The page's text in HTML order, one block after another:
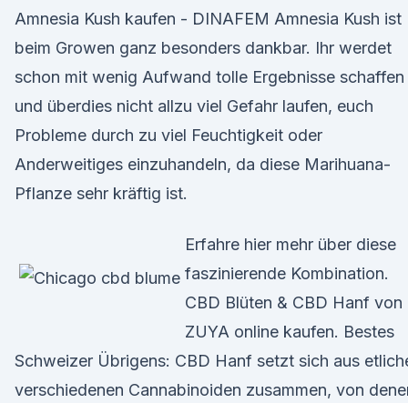
Amnesia Kush kaufen - DINAFEM Amnesia Kush ist
beim Growen ganz besonders dankbar. Ihr werdet
schon mit wenig Aufwand tolle Ergebnisse schaffen
und überdies nicht allzu viel Gefahr laufen, euch
Probleme durch zu viel Feuchtigkeit oder
Anderweitiges einzuhandeln, da diese Marihuana-
Pflanze sehr kräftig ist.
Erfahre hier mehr über diese
faszinierende Kombination.
CBD Blüten & CBD Hanf von
ZUYA online kaufen. Bestes
Schweizer Übrigens: CBD Hanf setzt sich aus
verschiedenen Cannabinoiden zusammen, von